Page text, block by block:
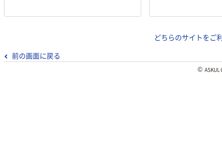
どちらのサイトをご
前の画面に戻る
©